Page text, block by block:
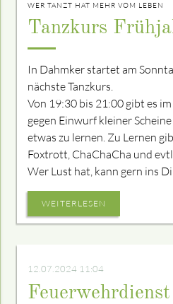
WER TANZT HAT MEHR VOM LEBEN
Tanzkurs
In Dahmker startet am
nächste Tanzkurs.
Von 19:30 bis 21:00 gibt es
gegen Einwurf kleiner
etwas zu lernen. Zu Lernen
Foxtrott, ChaChaCha und
Wer Lust hat, kann gern ins
WEITERLESEN
12.07.2024 11:04
Feuerwehrdienst